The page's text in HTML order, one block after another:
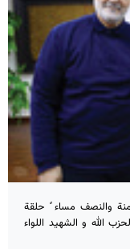
والنصف مساء ً حلقة
الله و الشهید اللواء